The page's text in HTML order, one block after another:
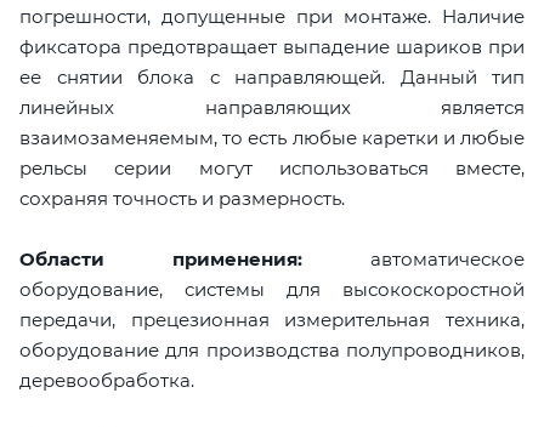
погрешности, допущенные при монтаже. Наличие
фиксатора предотвращает выпадение шариков при
ее снятии блока с направляющей. Данный тип
линейных направляющих является
взаимозаменяемым, то есть любые каретки и любые
рельсы серии могут использоваться вместе,
сохраняя точность и размерность.
Области применения: автоматическое
оборудование, системы для высокоскоростной
передачи, прецезионная измерительная техника,
оборудование для производства полупроводников,
деревообработка.